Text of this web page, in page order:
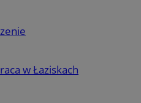
w Łaziskach